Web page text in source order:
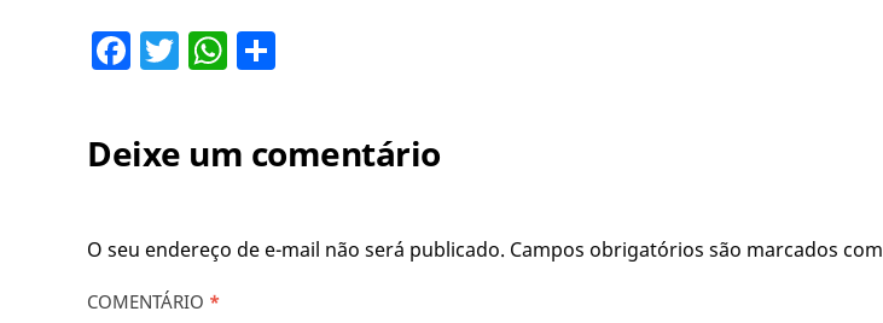
Facebook
TwitterWhatsApp
Deixe um comentário
O seu endereço de e-mail não será publicado. Campos obrigatórios são marcados com
COMENTÁRIO *